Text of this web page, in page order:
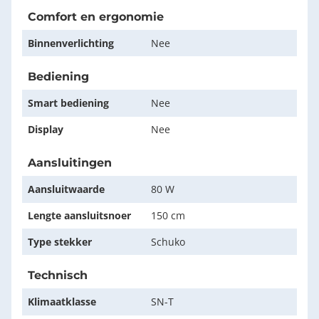
Comfort en ergonomie
Binnenverlichting
Nee
Bediening
Smart bediening
Nee
Display
Nee
Aansluitingen
Aansluitwaarde
80 W
Lengte aansluitsnoer
150 cm
Type stekker
Schuko
Technisch
Klimaatklasse
SN-T